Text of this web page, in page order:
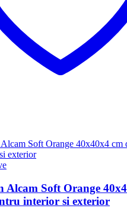
Alcam Soft Orange
interior si exterior